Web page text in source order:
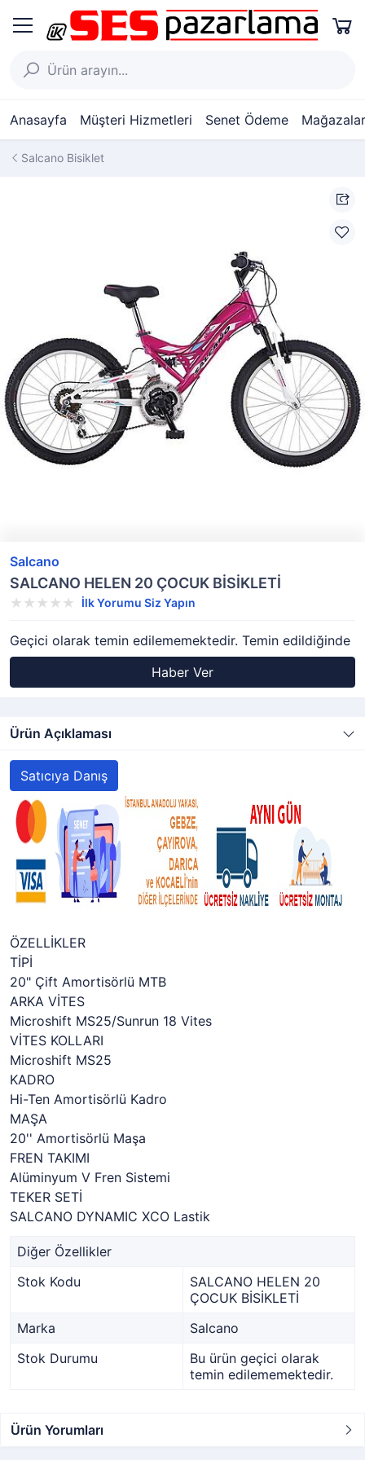
Anasayfa Müşteri Hizmetleri Senet Ödeme
Salcano Bisiklet
Salcano
SALCANO HELEN 20 ÇOCUK BİSİKLETİ
İlk Yorumu Siz Yapın
Geçici olarak temin edilememektedir. Temin edildiğinde
Haber Ver
Ürün Açıklaması
Satıcıya Danış
ÖZELLİKLER
TİPİ
20" Çift Amortisörlü MTB
ARKA VİTES
Microshift MS25/Sunrun 18 Vites
VİTES KOLLARI
Microshift MS25
KADRO
Hi-Ten Amortisörlü Kadro
MAŞA
20'' Amortisörlü Maşa
FREN TAKIMI
Alüminyum V Fren Sistemi
TEKER SETİ
SALCANO DYNAMIC XCO Lastik
Diğer Özellikler
Stok Kodu
SALCANO HELEN 20
ÇOCUK BİSİKLETİ
Marka
Salcano
Stok Durumu
Bu ürün geçici olarak
temin edilememektedir.
Ürün Yorumları